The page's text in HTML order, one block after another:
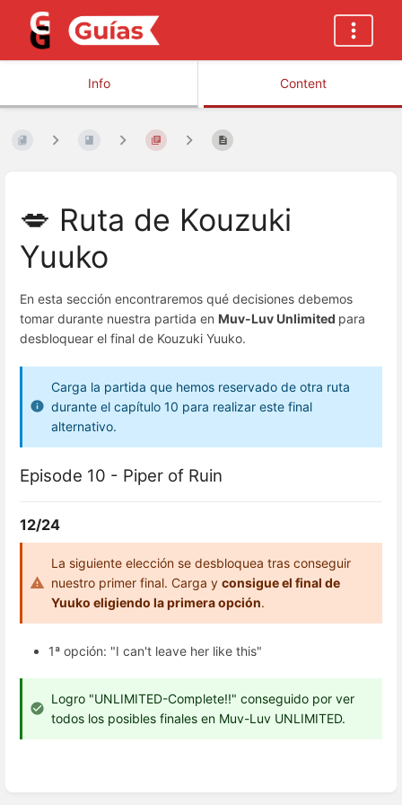
Info Content
💋 Ruta de Kouzuki
Yuuko
En esta sección encontraremos qué decisiones debemos
tomar durante nuestra partida en Muv-Luv Unlimited para
desbloquear el final de Kouzuki Yuuko.
Carga la partida que hemos reservado de otra ruta
durante el capítulo 10 para realizar este final
alternativo.
Episode 10 - Piper of Ruin
12/24
La siguiente elección se desbloquea tras conseguir
nuestro primer final. Carga y consigue el final de
Yuuko eligiendo la primera opción.
1ª opción: "I can't leave her like this"
Logro "UNLIMITED-Complete!!" conseguido por ver
todos los posibles finales en Muv-Luv UNLIMITED.